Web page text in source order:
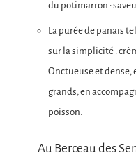
du potimarron :
La purée de panais
sur la simplicité :
Onctueuse et dense,
grands, en
poisson.
Au Berceau des